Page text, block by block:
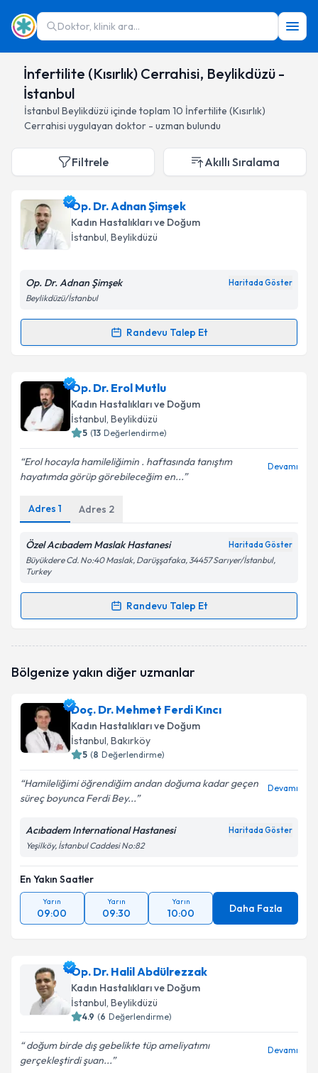
Doktor, klinik ara...
İnfertilite (Kısırlık) Cerrahisi, Beylikdüzü -
İstanbul
İstanbul Beylikdüzü içinde toplam 10 İnfertilite (Kısırlık)
Cerrahisi uygulayan doktor - uzman bulundu
Filtrele Akıllı Sıralama
Op. Dr. Adnan Şimşek
Kadın Hastalıkları ve Doğum
İstanbul, Beylikdüzü
Op. Dr. Adnan Şimşek Haritada Göster
Beylikdüzü/İstanbul
Randevu Talep Et
Randevu Takvimi Talebi
Op. Dr. Adnan Şimşekiçin randevu takvimi talebi
oluşturun. Size bu uzmandan randevu almanız için bir
takvim hazırlandığında e-posta ile bilgilendireceğiz.
Kişisel verilerimin işlenmesine ilişkin
Metni'ni okudum ve kişisel verilerimin belirtilen
kapsamda işlenmesini kabul ediyorum.
Op. Dr. Erol Mutlu
Kadın Hastalıkları ve Doğum
İstanbul, Beylikdüzü
5 (13 Değerlendirme)
Erol hocayla hamileliğimin . haftasında tanıştım
hayatımda görüp görebileceğim en...
Devamı
Adres 1 Adres 2
Özel Acıbadem Maslak Hastanesi Haritada Göster
Büyükdere Cd. No:40 Maslak, Darüşşafaka, 34457 Sarıyer/İstanbul,
Turkey
Randevu Talep Et
Randevu Takvimi Talebi
oluşturun. Size bu uzmandan randevu almanız için bir
E-posta Adresiniz
Kişisel verilerimin işlenmesine ilişkinAydınlatma
Metni'ni okudum ve kişisel verilerimin belirtilen
Bölgenize yakın diğer uzmanlar
Doç. Dr. Mehmet Ferdi Kıncı
Kadın Hastalıkları ve Doğum
İstanbul, Bakırköy
5 (8 Değerlendirme)
Hamileliğimi öğrendiğim andan doğuma kadar geçen
süreç boyunca Ferdi Bey...
Devamı
Acıbadem International Hastanesi Haritada Göster
Yeşilköy, İstanbul Caddesi No:82
En Yakın Saatler
Yarın
09:00
Yarın
09:30
Yarın
10:00 Daha Fazla
Op. Dr. Halil Abdülrezzak
Kadın Hastalıkları ve Doğum
İstanbul, Beylikdüzü
4.9 (6 Değerlendirme)
doğum birde dış gebelikte tüp ameliyatımı
gerçekleştirdi şuan...
Devamı